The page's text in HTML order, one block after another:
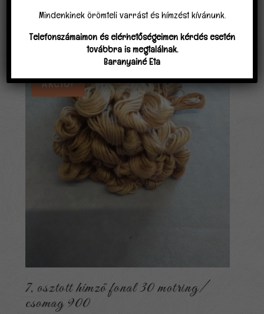
Kapcsolódó termékek
Akció!
7, osztott hímző fonal 30 motring/
csomag 900
Mindenkinek örömteli varrást és hímzést kívánunk.
Telefonszámaimon és elérhetőségeimen kérdés esetén
továbbra is megtalálnak.
Baranyainé Eta